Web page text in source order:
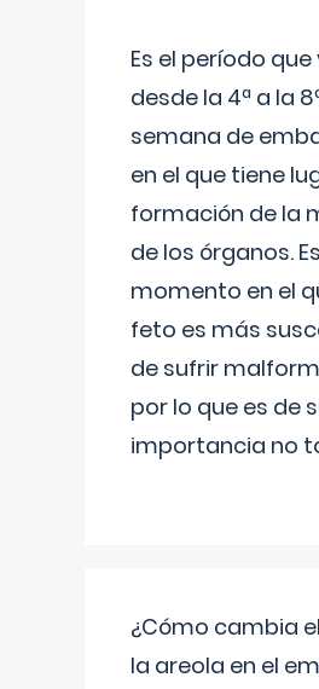
Es el período que
desde la 4ª a la
semana de
en el que tiene
formación de la
de los órganos.
momento en el
feto es más
de sufrir
por lo que es de
importancia no
¿Cómo cambia
la areola en el